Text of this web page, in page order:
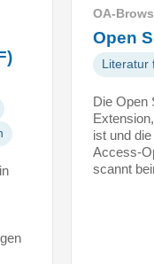
OA-
Open
Literatur
Die Open
ist und
Access-
scannt